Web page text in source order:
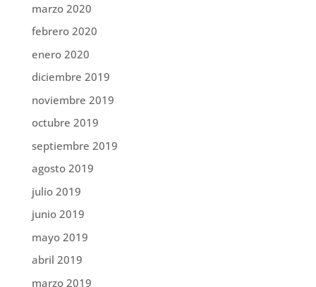
marzo 2020
febrero 2020
enero 2020
diciembre 2019
noviembre 2019
octubre 2019
septiembre 2019
agosto 2019
julio 2019
junio 2019
mayo 2019
abril 2019
marzo 2019